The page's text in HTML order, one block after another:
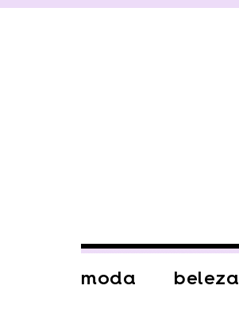
moda beleza